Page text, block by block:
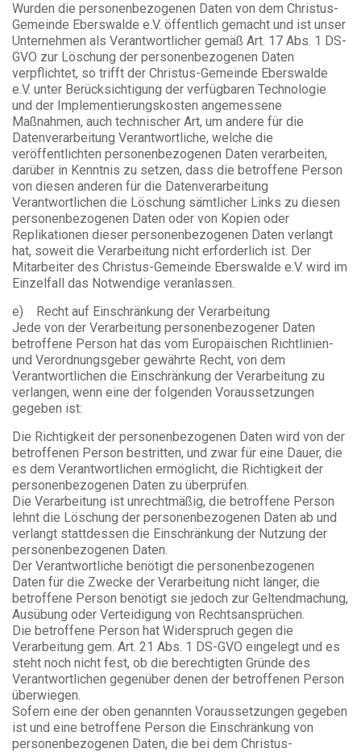
Wurden die personenbezogenen Daten von dem Christus-
Gemeinde Eberswalde e.V. öffentlich gemacht und ist unser
Unternehmen als Verantwortlicher gemäß Art. 17 Abs. 1 DS-
GVO zur Löschung der personenbezogenen Daten
verpflichtet, so trifft der Christus-Gemeinde Eberswalde
e.V. unter Berücksichtigung der verfügbaren Technologie
und der Implementierungskosten angemessene
Maßnahmen, auch technischer Art, um andere für die
Datenverarbeitung Verantwortliche, welche die
veröffentlichten personenbezogenen Daten verarbeiten,
darüber in Kenntnis zu setzen, dass die betroffene Person
von diesen anderen für die Datenverarbeitung
Verantwortlichen die Löschung sämtlicher Links zu diesen
personenbezogenen Daten oder von Kopien oder
Replikationen dieser personenbezogenen Daten verlangt
hat, soweit die Verarbeitung nicht erforderlich ist. Der
Mitarbeiter des Christus-Gemeinde Eberswalde e.V. wird im
Einzelfall das Notwendige veranlassen.
e) Recht auf Einschränkung der Verarbeitung
Jede von der Verarbeitung personenbezogener Daten
betroffene Person hat das vom Europäischen Richtlinien-
und Verordnungsgeber gewährte Recht, von dem
Verantwortlichen die Einschränkung der Verarbeitung zu
verlangen, wenn eine der folgenden Voraussetzungen
gegeben ist:
Die Richtigkeit der personenbezogenen Daten wird von der
betroffenen Person bestritten, und zwar für eine Dauer, die
es dem Verantwortlichen ermöglicht, die Richtigkeit der
personenbezogenen Daten zu überprüfen.
Die Verarbeitung ist unrechtmäßig, die betroffene Person
lehnt die Löschung der personenbezogenen Daten ab und
verlangt stattdessen die Einschränkung der Nutzung der
personenbezogenen Daten.
Der Verantwortliche benötigt die personenbezogenen
Daten für die Zwecke der Verarbeitung nicht länger, die
betroffene Person benötigt sie jedoch zur Geltendmachung,
Ausübung oder Verteidigung von Rechtsansprüchen.
Die betroffene Person hat Widerspruch gegen die
Verarbeitung gem. Art. 21 Abs. 1 DS-GVO eingelegt und es
steht noch nicht fest, ob die berechtigten Gründe des
Verantwortlichen gegenüber denen der betroffenen Person
überwiegen.
Sofern eine der oben genannten Voraussetzungen gegeben
ist und eine betroffene Person die Einschränkung von
personenbezogenen Daten, die bei dem Christus-